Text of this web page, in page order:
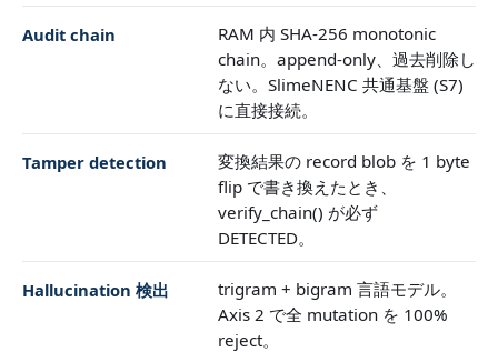
Audit chain
RAM 内 SHA-256 monotonic
chain。append-only、過去削除し
ない。SlimeNENC 共通基盤 (S7)
に直接接続。
Tamper detection
変換結果の record blob を 1 byte
flip で書き換えたとき、
verify_chain() が必ず
DETECTED。
Hallucination 検出
trigram + bigram 言語モデル。
Axis 2 で全 mutation を 100%
reject。